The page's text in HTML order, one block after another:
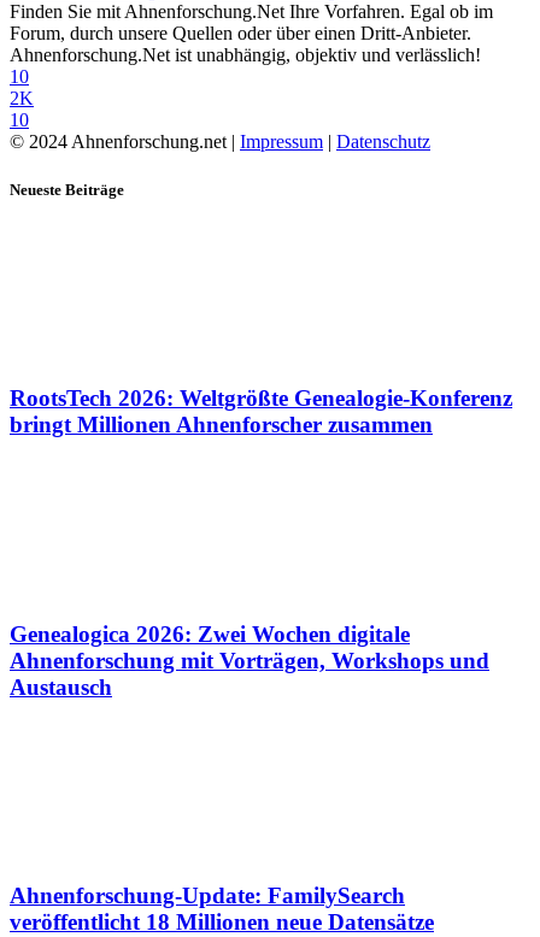
Finden Sie mit Ahnenforschung.Net Ihre Vorfahren. Egal ob im
Forum, durch unsere Quellen oder über einen Dritt-Anbieter.
Ahnenforschung.Net ist unabhängig, objektiv und verlässlich!
10
2K
10
© 2024 Ahnenforschung.net | Impressum | Datenschutz
Neueste Beiträge
RootsTech 2026: Weltgrößte Genealogie-Konferenz
bringt Millionen Ahnenforscher zusammen
Genealogica 2026: Zwei Wochen digitale
Ahnenforschung mit Vorträgen, Workshops und
Austausch
Ahnenforschung-Update: FamilySearch
veröffentlicht 18 Millionen neue Datensätze